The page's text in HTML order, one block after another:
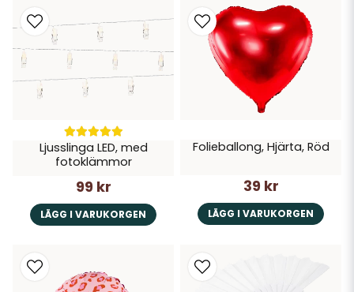
Ljusslinga LED, med
fotoklämmor
99 kr
LÄGG I VARUKORGEN
Folieballong, Hjärta, Röd
39 kr
LÄGG I VARUKORGEN